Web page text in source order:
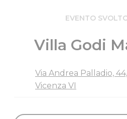
EVENTO
Villa Godi
Via Andrea Palladio,
Vicenza VI